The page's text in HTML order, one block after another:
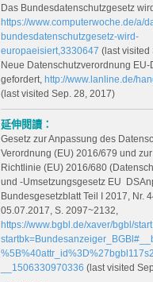
Das Bundesdatenschutzgesetz
https://www.computerwoche.de/a/
bundesdatenschutzgesetz-wird-
europaeisiert,3330647 (last visited
Neue Datenschutzverordnung
gefordert, http://www.lanline.de/
(last visited Sep. 28, 2017)
延伸閱讀：
Gesetz zur Anpassung des
Verordnung (EU) 2016/679 und
Richtlinie (EU) 2016/680
und -Umsetzungsgesetz EU 
Bundesgesetzblatt Teil I 2017, Nr.
05.07.2017, S. 2097~2132,
https://www.bgbl.de/xaver/bgbl/
__1506330970336 (last visited